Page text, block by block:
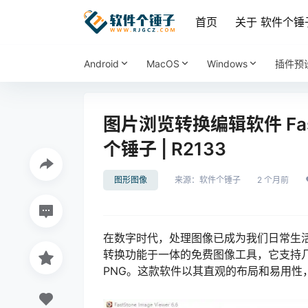
首页 关于 软件个锤
Android MacOS Windows 插件预
图片浏览转换编辑软件
个锤子 | R2133
图形图像 来源： 软件个锤子 2 个月前
在数字时代，处理图像已成为我们日常
转换功能于一体的免费图像工具，它支持
PNG。这款软件以其直观的布局和易用